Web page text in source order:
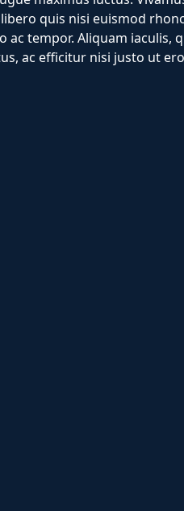
quis nisi euismod
ac tempor. Aliquam iaculis,
ac efficitur nisi justo ut